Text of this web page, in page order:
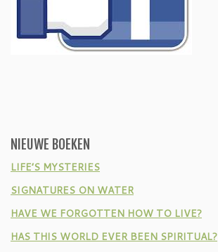
NIEUWE BOEKEN
LIFE’S MYSTERIES
SIGNATURES ON WATER
HAVE WE FORGOTTEN HOW TO LIVE?
HAS THIS WORLD EVER BEEN SPIRITUAL?